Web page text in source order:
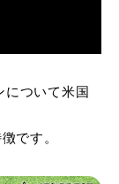
ついて米国
です。